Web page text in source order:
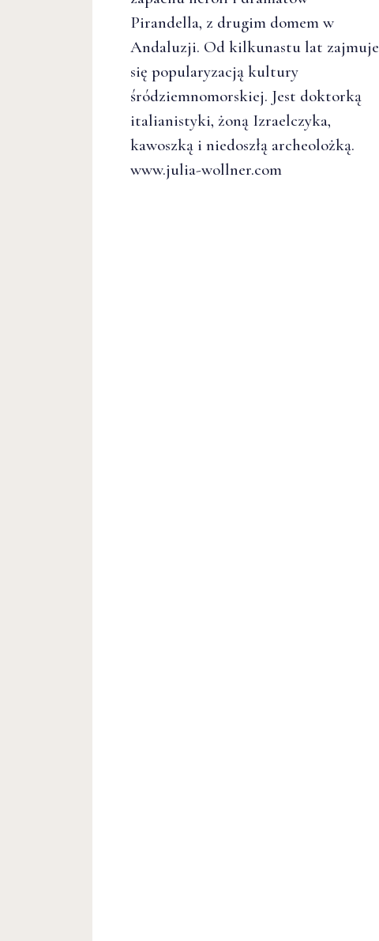
Pirandella, z drugim domem w
Andaluzji. Od kilkunastu lat zajmuje
się popularyzacją kultury
śródziemnomorskiej. Jest doktorką
italianistyki, żoną Izraelczyka,
kawoszką i niedoszłą archeolożką.
www.julia-wollner.com